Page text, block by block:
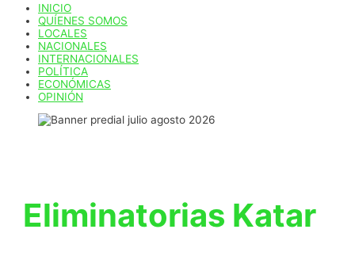
INICIO
QUÍENES SOMOS
LOCALES
NACIONALES
INTERNACIONALES
POLÍTICA
ECONÓMICAS
OPINIÓN
Eliminatorias Katar